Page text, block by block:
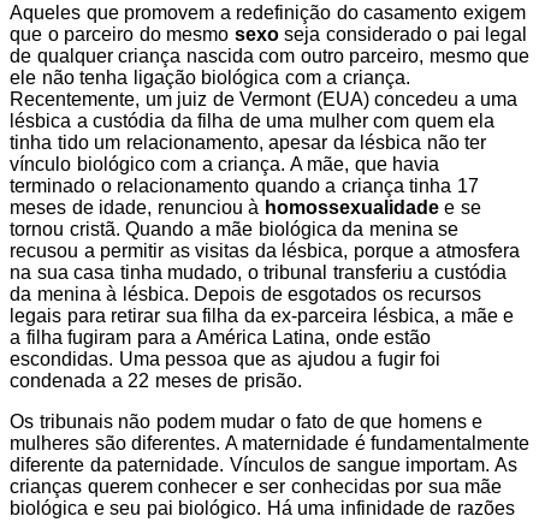
Aqueles que promovem a redefinição do casamento exigem
que o parceiro do mesmo sexoseja considerado o pai legal
de qualquer criança nascida com outro parceiro, mesmo que
ele não tenha ligação biológica com a criança.
Recentemente, um juiz de Vermont (EUA) concedeu a uma
lésbica a custódia da filha de uma mulher com quem ela
tinha tido um relacionamento, apesar da lésbica não ter
vínculo biológico com a criança. A mãe, que havia
terminado o relacionamento quando a criança tinha 17
meses de idade, renunciou à homossexualidadee se
tornou cristã. Quando a mãe biológica da menina se
recusou a permitir as visitas da lésbica, porque a atmosfera
na sua casa tinha mudado, o tribunal transferiu a custódia
da menina à lésbica. Depois de esgotados os recursos
legais para retirar sua filha da ex-parceira lésbica, a mãe e
a filha fugiram para a América Latina, onde estão
escondidas. Uma pessoa que as ajudou a fugir foi
condenada a 22 meses de prisão.
Os tribunais não podem mudar o fato de que homens e
mulheres são diferentes. A maternidade é fundamentalmente
diferente da paternidade. Vínculos de sangue importam. As
crianças querem conhecer e ser conhecidas por sua mãe
biológica e seu pai biológico. Há uma infinidade de razões